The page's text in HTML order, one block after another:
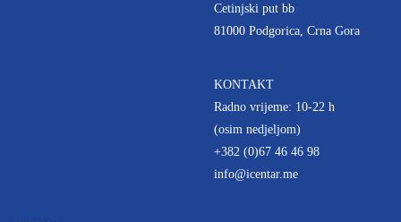
Cetinjski put bb
81000 Podgorica, Crna Gora
KONTAKT
Radno vrijeme: 10-22 h
(osim nedjeljom)
+382 (0)67 46 46 98
info@icentar.me